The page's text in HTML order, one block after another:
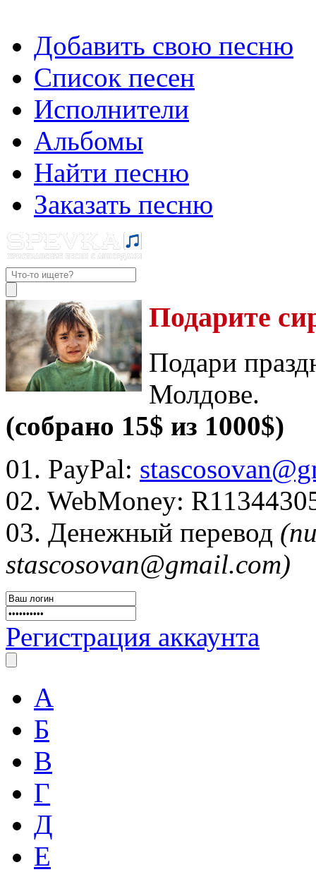
Добавить свою песню
Список песен
Исполнители
Альбомы
Найти песню
Заказать песню
Подарите
Подари
Молдове.
(собрано 15$ из 1000$)
01. PayPal:
02. WebMoney:
03. Денежный перевод
stascosovan@gmail.com)
Регистрация аккаунта
А
Б
В
Г
Д
Е